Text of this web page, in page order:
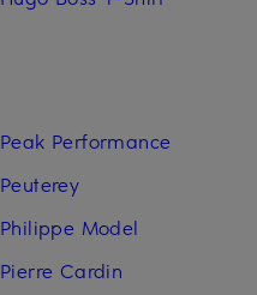
Peak Performance
Peuterey
Philippe Model
Pierre Cardin